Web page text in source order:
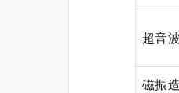
超音
磁振